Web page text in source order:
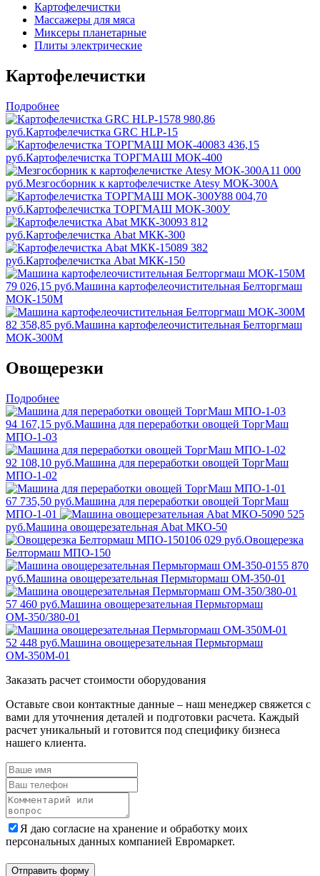
Картофелечистки
Массажеры для мяса
Миксеры планетарные
Плиты электрические
Картофелечистки
Подробнее
78 980,86
руб.Картофелечистка GRC HLP-15
83 436,15
руб.Картофелечистка ТОРГМАШ МОК-400
11 000
руб.Мезгосборник к картофелечистке Atesy МОК-300А
88 004,70
руб.Картофелечистка ТОРГМАШ МОК-300У
93 812
руб.Картофелечистка Abat МКК-300
89 382
руб.Картофелечистка Abat МКК-150
79 026,15 руб.Машина картофелеочистительная Белторгмаш
МОК-150М
82 358,85 руб.Машина картофелеочистительная Белторгмаш
МОК-300М
Овощерезки
Подробнее
94 167,15 руб.Машина для переработки овощей ТоргМаш
МПО-1-03
92 108,10 руб.Машина для переработки овощей ТоргМаш
МПО-1-02
67 735,50 руб.Машина для переработки овощей ТоргМаш
МПО-1-01
90 525
руб.Машина овощерезательная Abat МКО-50
106 029 руб.Овощерезка
Белтормаш МПО-150
55 870
руб.Машина овощерезательная Пермьтормаш ОМ-350-01
57 460 руб.Машина овощерезательная Пермьтормаш
ОМ-350/380-01
52 448 руб.Машина овощерезательная Пермьтормаш
ОМ-350М-01
Заказать расчет стоимости оборудования
Оставьте свои контактные данные – наш менеджер свяжется с
вами для уточнения деталей и подготовки расчета. Каждый
расчет уникальный и готовится под специфику бизнеса
нашего клиента.
Я даю согласие на хранение и обработку моих
персональных данных компанией Евромаркет.
Отправить форму